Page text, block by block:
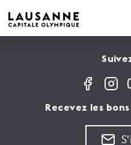
Recevez les